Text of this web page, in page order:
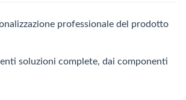
professionale del prodotto
soluzioni complete, dai componenti